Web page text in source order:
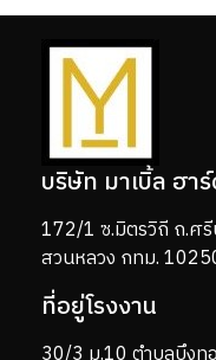
บริษัท มาเบิ้ล ฮา
172/1 ซ.มิตรวิถี ถ.ศ
สวนหลวง กทม.
ที่อยู่โรงงาน